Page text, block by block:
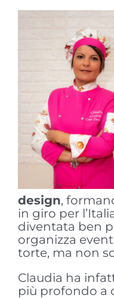
design,
in giro per
diventata ben
organizza
torte, ma non
Claudia ha
più profondo a